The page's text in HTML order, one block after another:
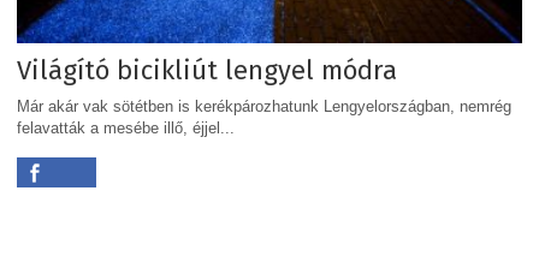
Világító bicikliút lengyel módra
Már akár vak sötétben is kerékpározhatunk Lengyelországban, nemrég
felavatták a mesébe illő, éjjel...